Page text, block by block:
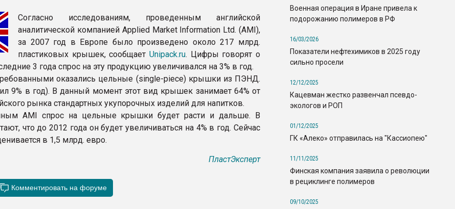
Согласно исследованиям, проведенным английской
аналитической компанией Applied Market Information Ltd. (AMI),
за 2007 год в Европе было произведено около 217 млрд.
пластиковых крышек, сообщает Unipack.ru. Цифры говорят о
3 года спрос на эту продукцию увеличивался на 3% в год.
оказались цельные (single-piece) крышки из ПЭНД.
9% в год). В данный момент этот вид крышек занимает 64% от
рынка стандартных укупорочных изделий для напитков.
AMI спрос на цельные крышки будет расти и дальше. В
что до 2012 года он будет увеличиваться на 4% в год. Сейчас
в 1,5 млрд. евро.
ПластЭксперт
Военная операция в Иране привела к
подорожанию полимеров в РФ
16/03/2026
Показатели нефтехимиков в 2025 году
сильно просели
12/12/2025
Кацевман жестко развенчал псевдо-
экологов и РОП
01/12/2025
ГК «Алеко» отправилась на "Кассиопею"
11/11/2025
Финская компания заявила о революции
в рециклинге полимеров
09/10/2025